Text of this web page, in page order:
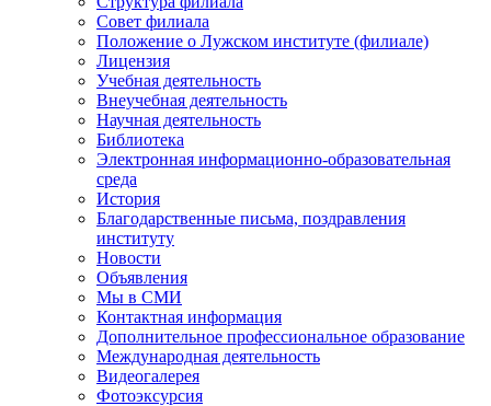
Совет филиала
Положение о Лужском институте (филиале)
Лицензия
Учебная деятельность
Внеучебная деятельность
Научная деятельность
Библиотека
Электронная информационно-образовательная
среда
История
Благодарственные письма, поздравления
институту
Новости
Объявления
Мы в СМИ
Контактная информация
Дополнительное профессиональное образование
Международная деятельность
Видеогалерея
Фотоэксурсия